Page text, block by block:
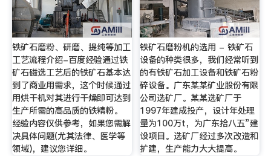
铁矿石磨粉、研磨、提纯等加工
工艺流程介绍-百度经验通过铁
矿石磁选工艺后的铁矿石基本达
到了商业用需求，这个时候通过
用烘干机对其进行干燥即可达到
生产所需的高品质的铁精粉。
经验内容仅供参考，如果您需解
决具体问题(尤其法律、医学等
领域)，建议您详细。
铁矿石磨粉机的选用 - 铁矿石
设备的种类很多，我们经常听到
的有铁矿石加工设备和铁矿石粉
碎设备。广东某某矿业股份有限
公司选矿厂。某某选矿厂于
1997年建成投产，设计年处理
量为100万t，为广东拾八五”建
设项目。选矿厂经过多次改造和
扩建，生产能力大大提高。